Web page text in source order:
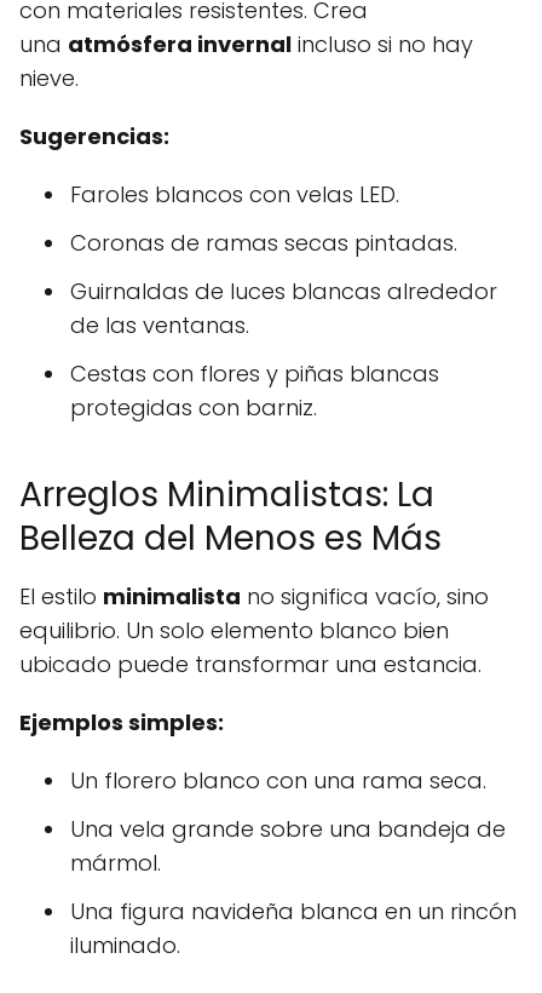
con materiales resistentes. Crea
una atmósfera invernal incluso si no hay
nieve.
Sugerencias:
Faroles blancos con velas LED.
Coronas de ramas secas pintadas.
Guirnaldas de luces blancas alrededor
de las ventanas.
Cestas con flores y piñas blancas
protegidas con barniz.
Arreglos Minimalistas: La
Belleza del Menos es Más
El estilo minimalista no significa vacío, sino
equilibrio. Un solo elemento blanco bien
ubicado puede transformar una estancia.
Ejemplos simples:
Un florero blanco con una rama seca.
Una vela grande sobre una bandeja de
mármol.
Una figura navideña blanca en un rincón
iluminado.